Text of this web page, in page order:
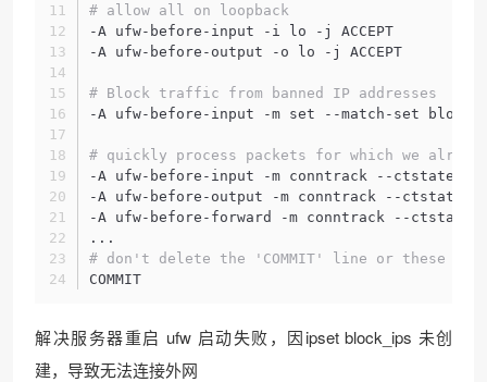
# allow all on loopback
-A ufw-before-input -i lo -j ACCEPT
-A ufw-before-output -o lo -j ACCEPT
# Block traffic from banned IP addresses
-A ufw-before-input -m set --match-set
# quickly process packets for which we
-A ufw-before-input -m conntrack --ctstate
-A ufw-before-output -m conntrack --ctstate
-A ufw-before-forward -m conntrack --ctstate
...
# don't delete the 'COMMIT' line or these
COMMIT
解决服务器重启 ufw 启动失败，因ipset block_ips 未创
建，导致无法连接外网